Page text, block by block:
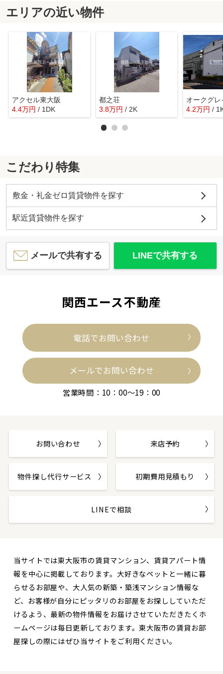
エリアの近い物件
アクセル東大阪
4.4万円 / 1DK
都之荘
3.8万円 / 2K
オークグレ
4.2万円 /
こだわり特集
敷金・礼金ゼロ賃貸物件を探す
駅近賃貸物件を探す
メールで共有する LINEで共有する
関西エース不動産
電話でお問い合わせ
メールでお問い合わせ
営業時間：10：00～19：00
お問い合わせ 来店予約
物件探し代行サービス 初期費用見積もり
LINEで相談
当サイトでは東大阪市の賃貸マンション、賃貸アパート情
報を中心に掲載しております。大好きなペットと一緒に暮
らせるお部屋や、大人気の新築・築浅マンション情報な
ど、お客様が自分にピッタリのお部屋をお探ししていただ
けるよう、最新の物件情報をお届けさせていただきたくホ
ームページは毎日更新しております。東大阪市の賃貸お部
屋探しの際にはぜひ当サイトをご利用ください。